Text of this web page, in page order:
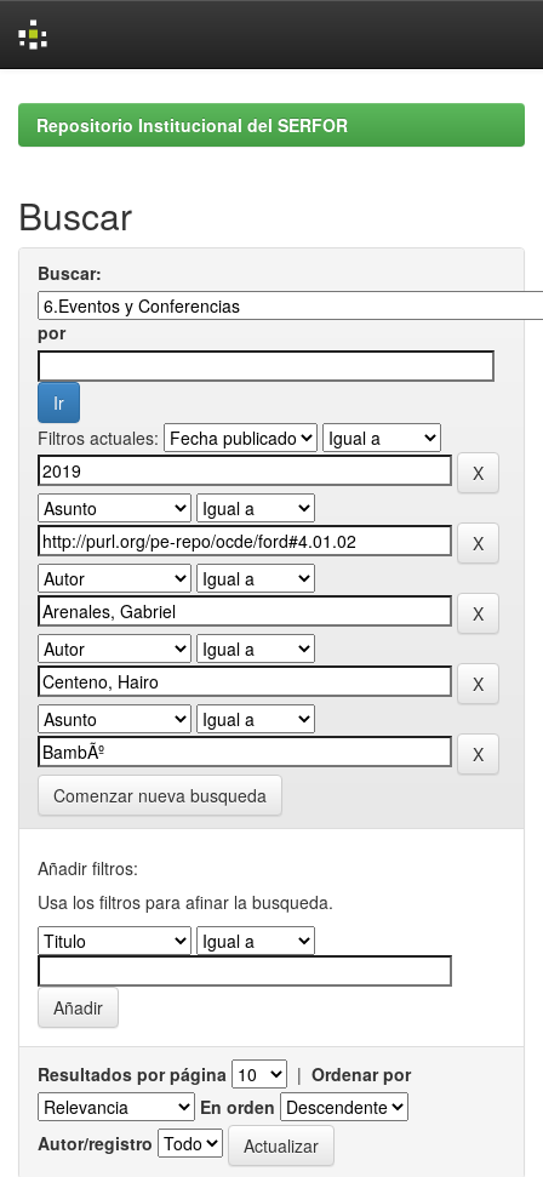
navigationRepositorio Institucional del SERFOR
Buscar
Buscar:
por
Filtros actuales:
Comenzar nueva busqueda
Añadir filtros:
Usa los filtros para afinar la busqueda.
Resultados por página | Ordenar por
En orden
Autor/registro